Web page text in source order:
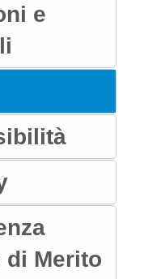
e
di Merito